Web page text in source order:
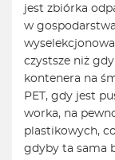
jest zbiórka
w
czystsze niż
kontenera na
PET, gdy jest
worka, na
plastikowych,
gdyby ta sama